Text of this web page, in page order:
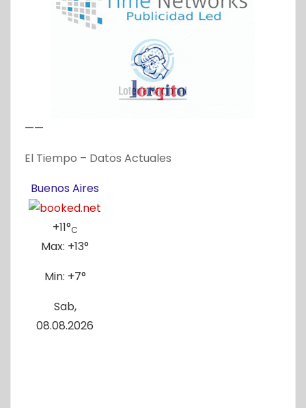
——
El Tiempo – Datos Actuales
Buenos Aires
+11°C
Max: +13°
Min: +7°
Sab,
08.08.2026